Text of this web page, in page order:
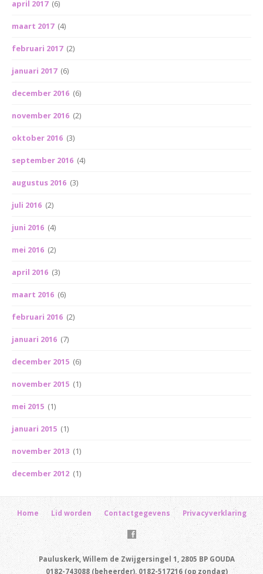
april 2017 (6)
maart 2017 (4)
februari 2017 (2)
januari 2017 (6)
december 2016 (6)
november 2016 (2)
oktober 2016 (3)
september 2016 (4)
augustus 2016 (3)
juli 2016 (2)
juni 2016 (4)
mei 2016 (2)
april 2016 (3)
maart 2016 (6)
februari 2016 (2)
januari 2016 (7)
december 2015 (6)
november 2015 (1)
mei 2015 (1)
januari 2015 (1)
november 2013 (1)
december 2012 (1)
Home Lid worden Contactgegevens Privacyverklaring
Pauluskerk, Willem de Zwijgersingel 1, 2805 BP GOUDA
0182-743088 (beheerder), 0182-517216 (op zondag)